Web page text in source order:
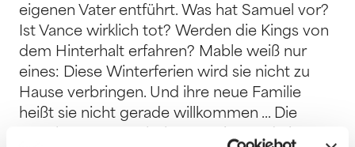
eigenen Vater entführt. Was hat Samuel vor?
Ist Vance wirklich tot? Werden die Kings von
dem Hinterhalt erfahren? Mable weiß nur
eines: Diese Winterferien wird sie nicht zu
Hause verbringen. Und ihre neue Familie
heißt sie nicht gerade willkommen ... Die
Regel Nummer acht lautet: Niemand nimmt